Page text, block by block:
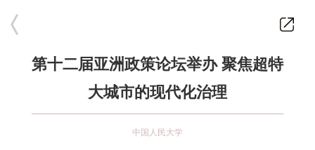
第十二届亚洲政策论坛举办 聚焦超特
大城市的现代化治理
中国人民大学